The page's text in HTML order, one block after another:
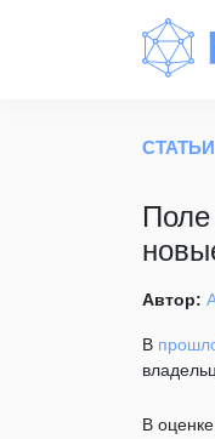
СТАТЬИ
Автор:
В
В